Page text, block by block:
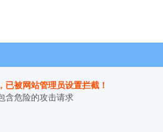
已被网站管理员设置拦截！
含危险的攻击请求